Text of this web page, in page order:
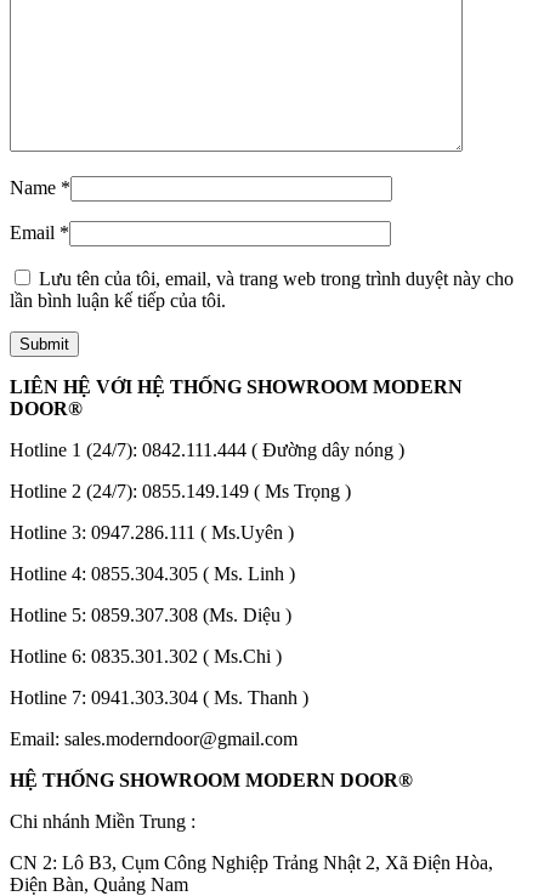
Name *
Email *
Lưu tên của tôi, email, và trang web trong trình duyệt này cho
lần bình luận kế tiếp của tôi.
LIÊN HỆ VỚI HỆ THỐNG SHOWROOM MODERN
DOOR®
Hotline 1 (24/7): 0842.111.444 ( Đường dây nóng )
Hotline 2 (24/7): 0855.149.149 ( Ms Trọng )
Hotline 3: 0947.286.111 ( Ms.Uyên )
Hotline 4: 0855.304.305 ( Ms. Linh )
Hotline 5: 0859.307.308 (Ms. Diệu )
Hotline 6: 0835.301.302 ( Ms.Chi )
Hotline 7: 0941.303.304 ( Ms. Thanh )
Email: sales.moderndoor@gmail.com
HỆ THỐNG SHOWROOM MODERN DOOR®
Chi nhánh Miền Trung :
CN 2: Lô B3, Cụm Công Nghiệp Trảng Nhật 2, Xã Điện Hòa,
Điện Bàn, Quảng Nam